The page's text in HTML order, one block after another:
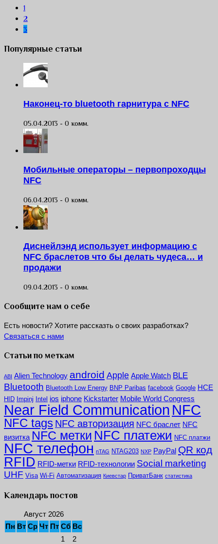
1
2
3
Популярные статьи
Наконец-то bluetooth гарнитура с NFC
05.04.2013 - 0 комм.
Мобильные операторы – первопроходцы
NFC
06.04.2013 - 0 комм.
Диснейлэнд использует информацию с
NFC браслетов что бы делать чудеса… и
продажи
09.04.2013 - 0 комм.
Сообщите нам о себе
Есть новости? Хотите рассказть о своих разработках?
Связаться с нами
Статьи по меткам
ABI Alien Technology android Apple Apple Watch BLE
Bluetooth Bluetooth Low Energy BNP Paribas facebook Google HCE
HID Impinj Intel ios iphone Kickstarter Mobile World Congress
Near Field Communication NFC
NFC tags NFC авторизация NFC браслет NFC
визитка NFC метки NFC платежи NFC платжи
NFC телефон nTAG NTAG203 NXP PayPal QR код
RFID RFID-метки RFID-технологии Social marketing
UHF Visa Wi-Fi Автоматизация Киевстар ПриватБанк статистика
Календарь постов
Август 2026
Пн Вт Ср Чт Пт Сб Вс
1
2